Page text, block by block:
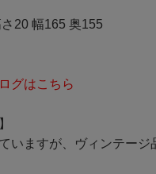
20 幅165 奥155
グはこちら
いますが、ヴィンテー